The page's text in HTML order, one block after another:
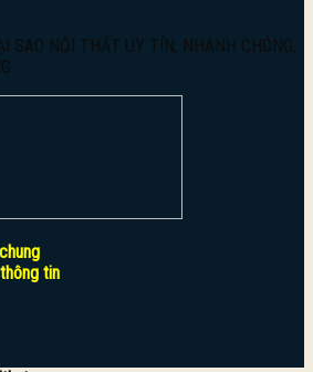
SAO NỘI THẤT UY TÍN, NHANH CHÓNG,
tin